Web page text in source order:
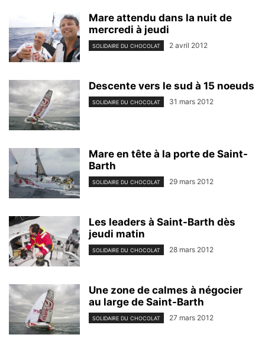
Mare attendu dans la nuit de
mercredi à jeudi
SOLIDAIRE DU CHOCOLAT 2 avril 2012
Descente vers le sud à 15 noeuds
SOLIDAIRE DU CHOCOLAT 31 mars 2012
Mare en tête à la porte de Saint-
Barth
SOLIDAIRE DU CHOCOLAT 29 mars 2012
Les leaders à Saint-Barth dès
jeudi matin
SOLIDAIRE DU CHOCOLAT 28 mars 2012
Une zone de calmes à négocier
au large de Saint-Barth
SOLIDAIRE DU CHOCOLAT 27 mars 2012